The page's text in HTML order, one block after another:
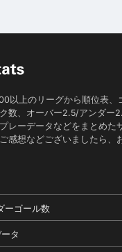
以上のリーグから順位表、
数、オーバー2.5/アンダー
レーデータなどをまとめた
感想などございましたら、
ーゴール数
タ